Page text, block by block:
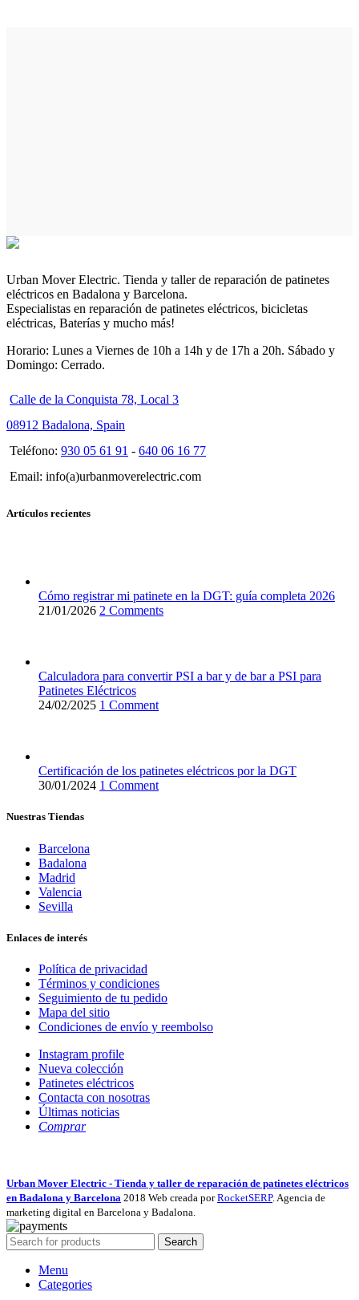
Urban Mover Electric. Tienda y taller de reparación de patinetes
eléctricos en Badalona y Barcelona.
Especialistas en reparación de patinetes eléctricos, bicicletas
eléctricas, Baterías y mucho más!
Horario: Lunes a Viernes de 10h a 14h y de 17h a 20h. Sábado y
Domingo: Cerrado.
Calle de la Conquista 78, Local 3
08912 Badalona, Spain
Teléfono: 930 05 61 91 - 640 06 16 77
Email: info(a)urbanmoverelectric.com
Artículos recientes
Cómo registrar mi patinete en la DGT: guía completa 2026
21/01/2026 2 Comments
Calculadora para convertir PSI a bar y de bar a PSI para
Patinetes Eléctricos
24/02/2025 1 Comment
Certificación de los patinetes eléctricos por la DGT
30/01/2024 1 Comment
Nuestras Tiendas
Barcelona
Badalona
Madrid
Valencia
Sevilla
Enlaces de interés
Política de privacidad
Términos y condiciones
Seguimiento de tu pedido
Mapa del sitio
Condiciones de envío y reembolso
Instagram profile
Nueva colección
Patinetes eléctricos
Contacta con nosotras
Últimas noticias
Comprar
Urban Mover Electric - Tienda y taller de reparación de patinetes eléctricos
en Badalona y Barcelona 2018 Web creada porRocketSERP. Agencia de
marketing digital en Barcelona y Badalona.
Search
Menu
Categories